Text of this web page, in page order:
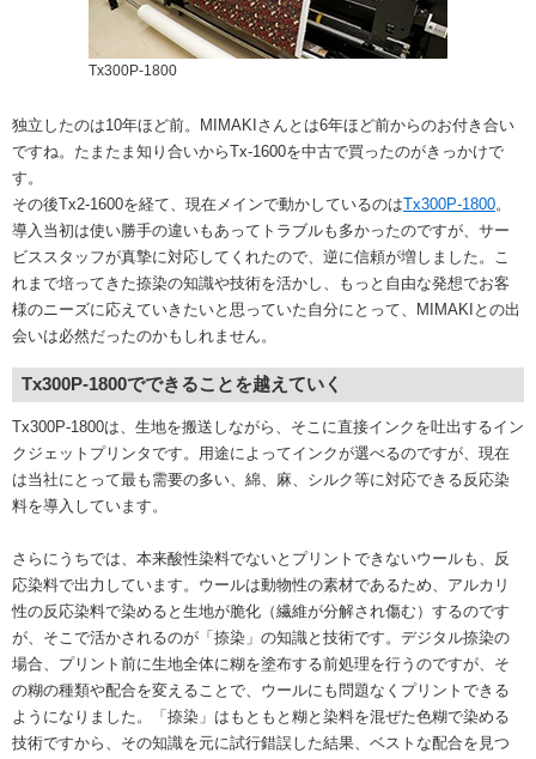
Tx300P-1800
独立したのは10年ほど前。MIMAKIさんとは6年ほど前からのお付き合い
ですね。たまたま知り合いからTx-1600を中古で買ったのがきっかけで
す。
その後Tx2-1600を経て、現在メインで動かしているのはTx300P-1800。
導入当初は使い勝手の違いもあってトラブルも多かったのですが、サー
ビススタッフが真摯に対応してくれたので、逆に信頼が増しました。こ
れまで培ってきた捺染の知識や技術を活かし、もっと自由な発想でお客
様のニーズに応えていきたいと思っていた自分にとって、MIMAKIとの出
会いは必然だったのかもしれません。
Tx300P-1800でできることを越えていく
Tx300P-1800は、生地を搬送しながら、そこに直接インクを吐出するイン
クジェットプリンタです。用途によってインクが選べるのですが、現在
は当社にとって最も需要の多い、綿、麻、シルク等に対応できる反応染
料を導入しています。
さらにうちでは、本来酸性染料でないとプリントできないウールも、反
応染料で出力しています。ウールは動物性の素材であるため、アルカリ
性の反応染料で染めると生地が脆化（繊維が分解され傷む）するのです
が、そこで活かされるのが「捺染」の知識と技術です。デジタル捺染の
場合、プリント前に生地全体に糊を塗布する前処理を行うのですが、そ
の糊の種類や配合を変えることで、ウールにも問題なくプリントできる
ようになりました。「捺染」はもともと糊と染料を混ぜた色糊で染める
技術ですから、その知識を元に試行錯誤した結果、ベストな配合を見つ